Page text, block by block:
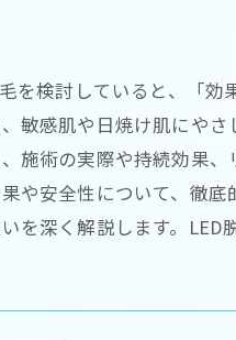
を検討していると、「
敏感肌や日焼け肌にや
施術の実際や持続効果
や安全性について、徹
を深く解説します。LED